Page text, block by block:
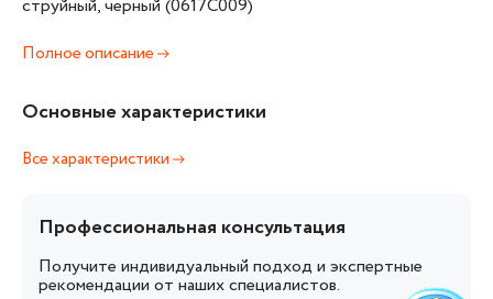
струйный, черный (0617C009)
Полное описание
Основные характеристики
Все характеристики
Профессиональная консультация
Получите индивидуальный подход и экспертные
рекомендации от наших специалистов.